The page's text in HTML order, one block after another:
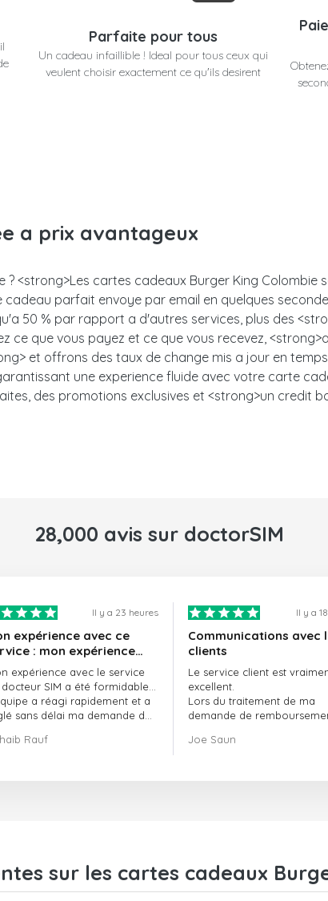
Parfaite pour tous
Un cadeau infaillible ! Ideal pour tous ceux qui
veulent choisir exactement ce qu'ils desirent
a prix avantageux
? <strong>Les cartes cadeaux Burger King Colombie
cadeau parfait envoye par email en quelques
50 % par rapport a d'autres services, plus des
ce que vous payez et ce que vous recevez,
et offrons des taux de change mis a jour en
une experience fluide avec votre carte
des promotions exclusives et <strong>un credit
28,000 avis sur doctorSIM
Il y a 23 heures
expérience avec ce
: mon expérience
le service de
a été formidable.
expérience avec le service
docteur SIM a été formidable…
a réagi rapidement et a
sans délai ma demande de
l'ensemble, j'ai vraiment
Rauf
Il y a
Communications avec
clients
Le service client est
excellent.
Lors du traitement de ma
demande de
professionnalisme et de
Joe Saun
sur les cartes cadeaux